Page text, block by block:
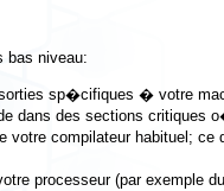
bas niveau:
sp�cifiques � votre
dans des sections
votre compilateur habituel;
processeur (par